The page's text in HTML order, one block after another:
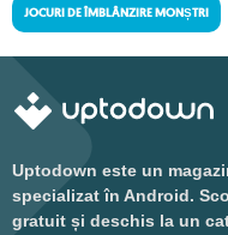
JOCURI DE ÎMBLÂNZIRE MONȘTRI
Uptodown este un
specializat în Android.
gratuit și deschis la un